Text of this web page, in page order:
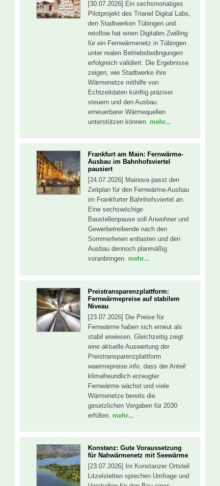
[30.07.2026] Ein sechsmonatiges
Pilotprojekt des Trianel Digital Labs,
den Stadtwerken Tübingen und
retoflow hat einen Digitalen Zwilling
für ein Fernwärmenetz in Tübingen
unter realen Betriebsbedingungen
erfolgreich validiert. Die Ergebnisse
zeigen, wie Stadtwerke ihre
Wärmenetze mithilfe von
Echtzeitdaten künftig präziser
steuern und den Ausbau
erneuerbarer Wärmequellen
unterstützen können. mehr...
Frankfurt am Main: Fernwärme-
Ausbau im Bahnhofsviertel
pausiert
[24.07.2026] Mainova passt den
Zeitplan für den Fernwärme-Ausbau
im Frankfurter Bahnhofsviertel an.
Eine sechswöchige
Baustellenpause soll Anwohner und
Gewerbetreibende nach den
Sommerferien entlasten und den
Ausbau dennoch planmäßig
voranbringen. mehr...
Preistransparenzplattform:
Fernwärmepreise auf stabilem
Niveau
[23.07.2026] Die Preise für
Fernwärme haben sich erneut als
stabil erwiesen. Gleichzeitig zeigt
eine aktuelle Auswertung der
Preistransparenzplattform
waermepreise.info, dass der Anteil
klimafreundlich erzeugter
Fernwärme wächst und viele
Wärmenetze bereits die
gesetzlichen Vorgaben für 2030
erfüllen. mehr...
Konstanz: Gute Voraussetzung
für Nahwärmenetz mit Seewärme
[23.07.2026] Im Konstanzer Ortsteil
Litzelstetten sprechen Umfrage und